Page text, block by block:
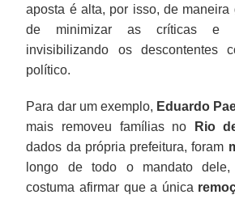
aposta é alta, por isso, de maneira
de minimizar as críticas e
invisibilizando os descontentes
político.
Para dar um exemplo, Eduardo
mais removeu famílias no
Rio
dados da própria prefeitura, foram
longo de todo o mandato
costuma afirmar que a única